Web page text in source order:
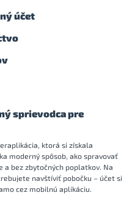
účet
sprievodca pre
ktorá si získala
moderný spôsob, ako spravovať
a bez zbytočných poplatkov. Na
navštíviť pobočku – účet si
cez mobilnú aplikáciu.